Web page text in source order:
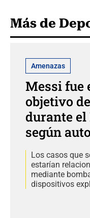
Más de
Amenazas
Messi fue
objetivo
durante
según
Los casos que
estarían
mediante
dispositivos